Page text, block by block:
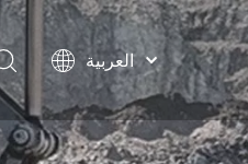
العربية
English
Français
Pусский